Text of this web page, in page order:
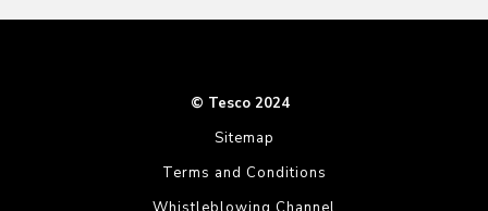
© Tesco 2024
Sitemap
Terms and Conditions